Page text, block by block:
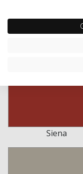
Echtes Grau
Siena